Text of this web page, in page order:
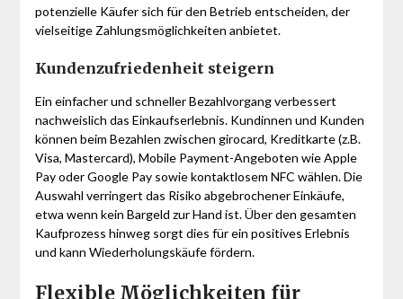
potenzielle Käufer sich für den Betrieb entscheiden, der
vielseitige Zahlungsmöglichkeiten anbietet.
Kundenzufriedenheit steigern
Ein einfacher und schneller Bezahlvorgang verbessert
nachweislich das Einkaufserlebnis. Kundinnen und Kunden
können beim Bezahlen zwischen girocard, Kreditkarte (z.B.
Visa, Mastercard), Mobile Payment-Angeboten wie Apple
Pay oder Google Pay sowie kontaktlosem NFC wählen. Die
Auswahl verringert das Risiko abgebrochener Einkäufe,
etwa wenn kein Bargeld zur Hand ist. Über den gesamten
Kaufprozess hinweg sorgt dies für ein positives Erlebnis
und kann Wiederholungskäufe fördern.
Flexible Möglichkeiten für